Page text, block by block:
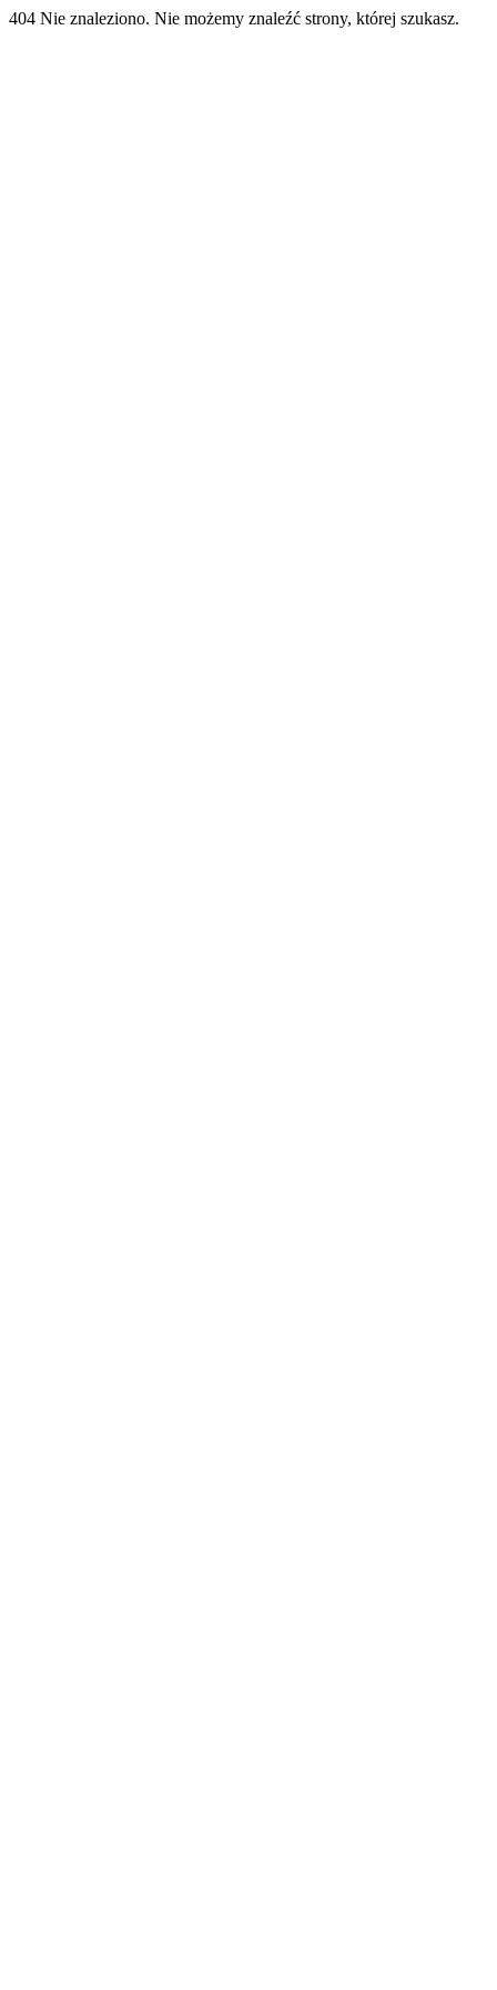
404 Nie znaleziono. Nie możemy znaleźć strony, której szukasz.